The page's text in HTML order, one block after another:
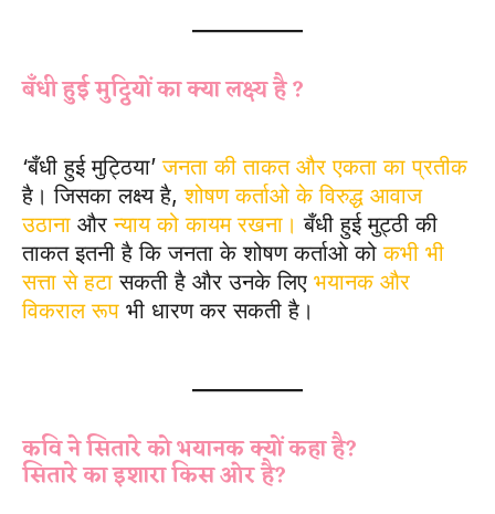
बँधी हुई मुट्ठियों का क्या लक्ष्य है ?
‘बँधी हुई मुट्ठिया’जनता की ताकत और एकता का प्रतीक
है। जिसका लक्ष्य है,शोषण कर्ताओ के विरुद्ध आवाज
उठाना औरन्याय को कायम रखना। बँधी हुई मुट्ठी की
ताकत इतनी है कि जनता के शोषण कर्ताओ कोकभी भी
सत्ता से हटा सकती है और उनके लिए भयानक और
विकराल रूप भी धारण कर सकती है।
कवि ने सितारे को भयानक क्यों कहा है?
सितारे का इशारा किस ओर है?